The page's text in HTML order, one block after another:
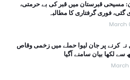
مسیحی قبرستان میں قبر کی بے حرمتی،
فوری گرفتاری کا مطالبہ
March
کرنے پر جان لیوا حملے میں زخمی وقاص
سے لکھا بیان سامنے آگیا
March